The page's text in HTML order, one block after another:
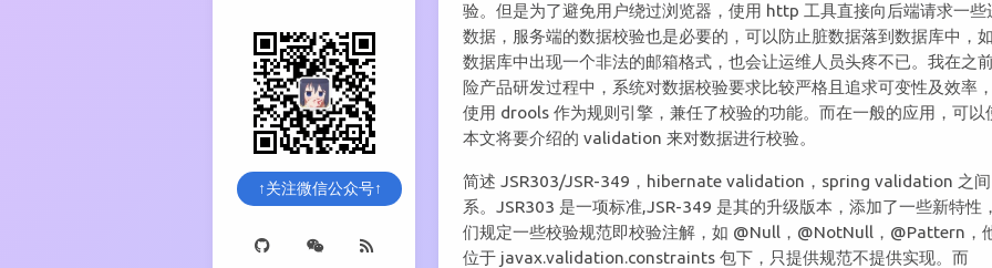
验。但是为了避免用户绕过浏览器，使用 http 工具直接向后端请求一些
数据，服务端的数据校验也是必要的，可以防止脏数据落到数据库中，
数据库中出现一个非法的邮箱格式，也会让运维人员头疼不已。我在之
险产品研发过程中，系统对数据校验要求比较严格且追求可变性及效率
使用 drools 作为规则引擎，兼任了校验的功能。而在一般的应用，可以
本文将要介绍的 validation 来对数据进行校验。
简述 JSR303/JSR-349，hibernate validation，spring validation 之
系。JSR303 是一项标准,JSR-349 是其的升级版本，添加了一些新特性
们规定一些校验规范即校验注解，如 @Null，@NotNull，@Pattern，
位于 javax.validation.constraints 包下，只提供规范不提供实现。而
↑关注微信公众号↑